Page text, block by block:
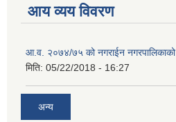
आय व्यय विवरण
आ.व. २०७४/७५ को नगराईन
मिति: 05/22/2018 - 16:27
अन्य